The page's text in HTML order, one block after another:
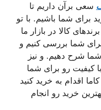
سعی برآن داریم تا
برای شما باشیم. با تو
کالا در بازار ما
شما بررسی کنیم و
شرح دهیم. و نیز
کیفیت رو برای شما
اقدام به خرید کنید
خرید رو انجام